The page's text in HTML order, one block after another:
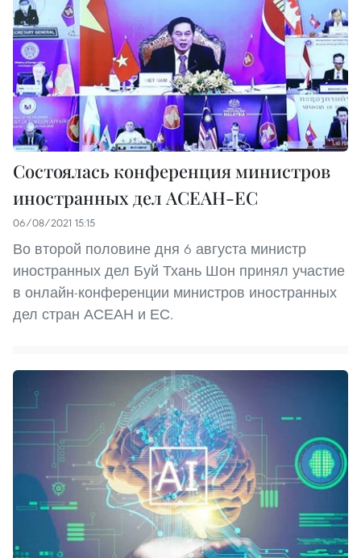
Состоялась конференция министров
иностранных дел АСЕАН-ЕС
06/08/2021 15:15
Во второй половине дня 6 августа министр
иностранных дел Буй Тхань Шон принял участие
в онлайн-конференции министров иностранных
дел стран АСЕАН и ЕС.